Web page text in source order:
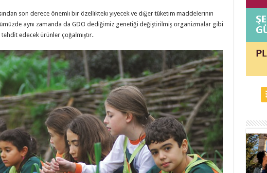
son derece önemli bir özellikteki yiyecek ve diğer tüketim maddelerinin
aynı zamanda da GDO dediğimiz genetiği değiştirilmiş organizmalar gibi
tehdit edecek ürünler çoğalmıştır.